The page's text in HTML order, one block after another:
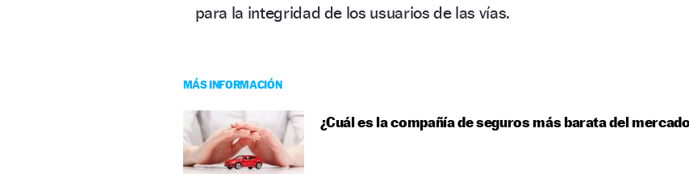
para la integridad de los usuarios de las vías.
MÁS INFORMACIÓN
¿Cuál es la compañía de seguros más barata del